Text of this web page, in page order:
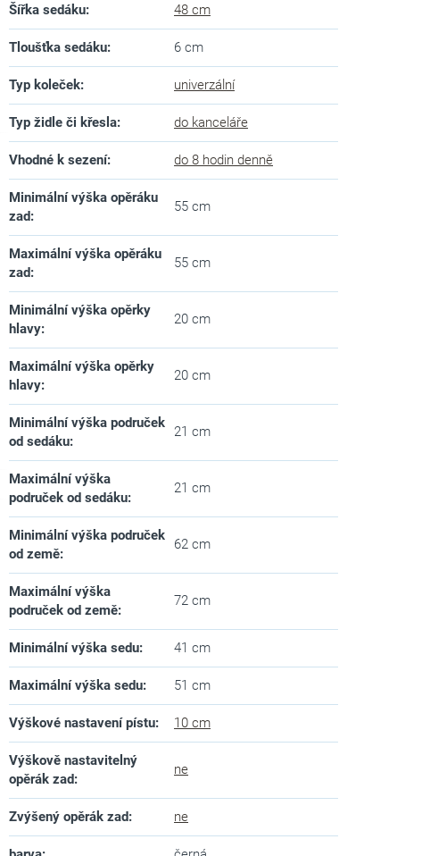
Šířka sedáku: 48 cm
Tloušťka sedáku: 6 cm
Typ koleček: univerzální
Typ židle či křesla: do kanceláře
Vhodné k sezení: do 8 hodin denně
Minimální výška opěráku
zad:
55 cm
Maximální výška opěráku
zad:
55 cm
Minimální výška opěrky
hlavy:
20 cm
Maximální výška opěrky
hlavy:
20 cm
Minimální výška područek
od sedáku:
21 cm
Maximální výška
područek od sedáku:
21 cm
Minimální výška područek
od země:
62 cm
Maximální výška
područek od země:
72 cm
Minimální výška sedu: 41 cm
Maximální výška sedu: 51 cm
Výškové nastavení pístu: 10 cm
Výškově nastavitelný
opěrák zad:
ne
Zvýšený opěrák zad: ne